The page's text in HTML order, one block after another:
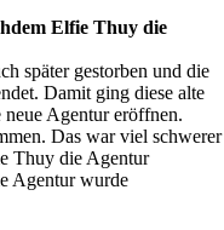
Elfie Thuy die
später gestorben und die
Damit ging diese alte
Agentur eröffnen.
Das war viel schwerer
Thuy die Agentur
Agentur wurde